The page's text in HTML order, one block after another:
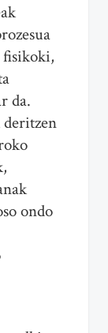
fisikoki,
da.
ondo